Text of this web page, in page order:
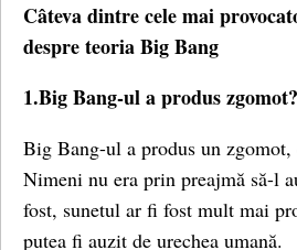
Câteva dintre cele mai
despre teoria Big Bang
1.Big Bang-ul a produs zgomot?
Big Bang-ul a produs un
Nimeni nu era prin preajmă să-l
fost, sunetul ar fi fost mult mai
putea fi auzit de urechea umană.